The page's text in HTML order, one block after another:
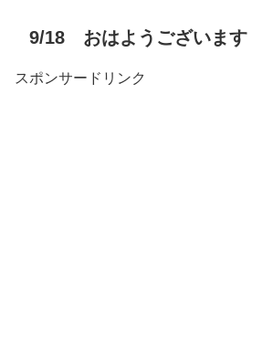
9/18 おはようございます
スポンサードリンク